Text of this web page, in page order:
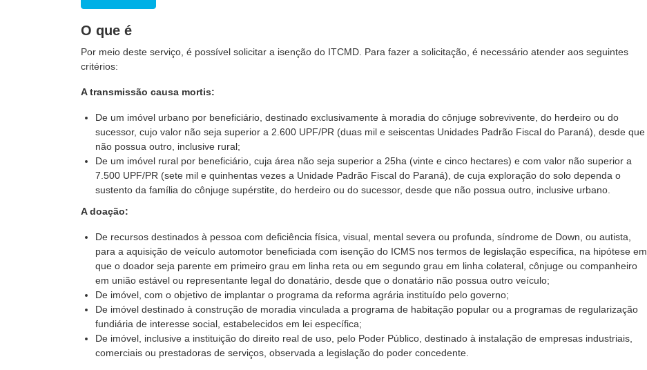
O que é
Por meio deste serviço, é possível solicitar a isenção do ITCMD. Para fazer a solicitação, é necessário atender aos seguintes
critérios:
A transmissão causa mortis:
De um imóvel urbano por beneficiário, destinado exclusivamente à moradia do cônjuge sobrevivente, do herdeiro ou do
sucessor, cujo valor não seja superior a 2.600 UPF/PR (duas mil e seiscentas Unidades Padrão Fiscal do Paraná), desde que
não possua outro, inclusive rural;
De um imóvel rural por beneficiário, cuja área não seja superior a 25ha (vinte e cinco hectares) e com valor não superior a
7.500 UPF/PR (sete mil e quinhentas vezes a Unidade Padrão Fiscal do Paraná), de cuja exploração do solo dependa o
sustento da família do cônjuge supérstite, do herdeiro ou do sucessor, desde que não possua outro, inclusive urbano.
A doação:
De recursos destinados à pessoa com deficiência física, visual, mental severa ou profunda, síndrome de Down, ou autista,
para a aquisição de veículo automotor beneficiada com isenção do ICMS nos termos de legislação específica, na hipótese em
que o doador seja parente em primeiro grau em linha reta ou em segundo grau em linha colateral, cônjuge ou companheiro
em união estável ou representante legal do donatário, desde que o donatário não possua outro veículo;
De imóvel, com o objetivo de implantar o programa da reforma agrária instituído pelo governo;
De imóvel destinado à construção de moradia vinculada a programa de habitação popular ou a programas de regularização
fundiária de interesse social, estabelecidos em lei específica;
De imóvel, inclusive a instituição do direito real de uso, pelo Poder Público, destinado à instalação de empresas industriais,
comerciais ou prestadoras de serviços, observada a legislação do poder concedente.